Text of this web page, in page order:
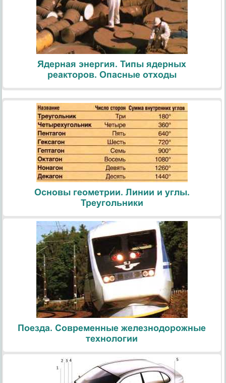
Ядерная энергия. Типы ядерных
реакторов. Опасные отходы
Основы геометрии. Линии и углы.
Треугольники
Поезда. Современные железнодорожные
технологии